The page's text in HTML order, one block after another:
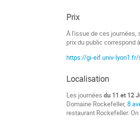
Prix
À l'issue de ces journées,
prix du public correspond
https://gi-eif.univ-
Localisation
Les journéesdu 11 et 12
Domaine Rockefeller,8
restaurant Rockefeller.